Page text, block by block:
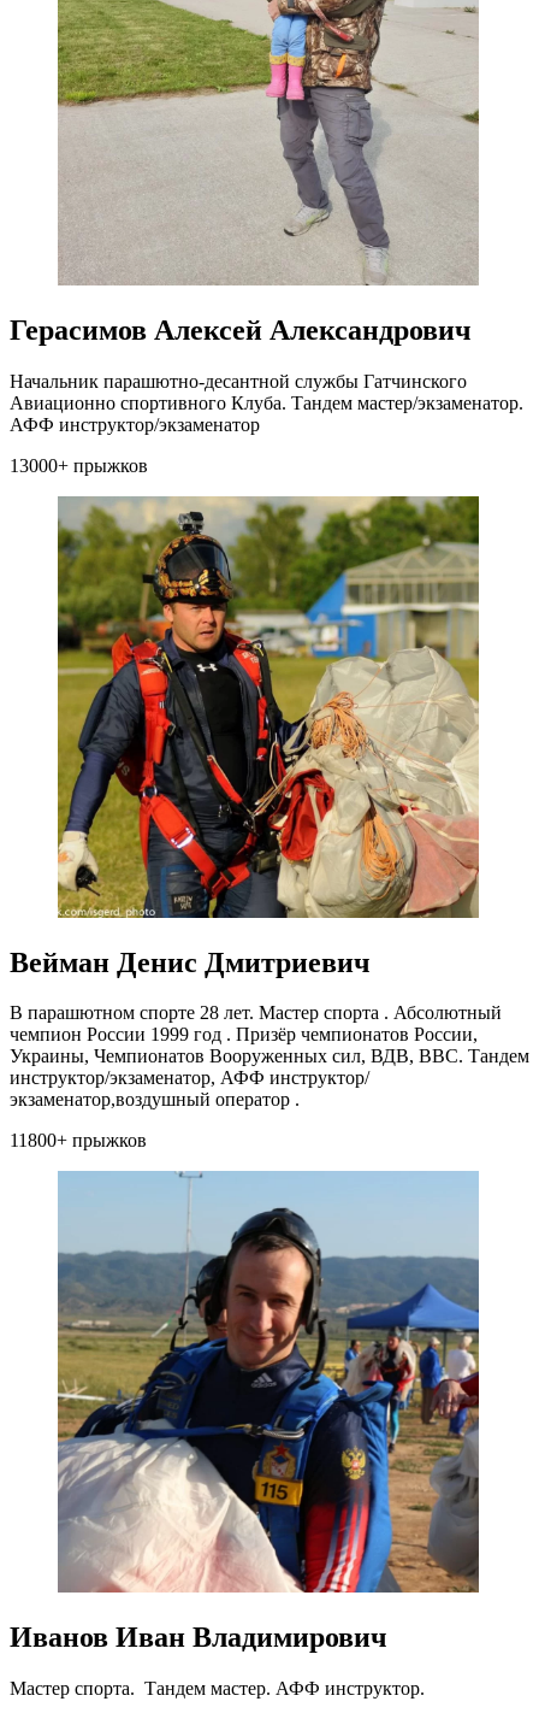
Герасимов Алексей Александрович
Начальник парашютно-десантной службы Гатчинского
Авиационно спортивного Клуба. Тандем мастер/экзаменатор.
АФФ инструктор/экзаменатор
13000+ прыжков
Вейман Денис Дмитриевич
В парашютном спорте 28 лет. Мастер спорта . Абсолютный
чемпион России 1999 год . Призёр чемпионатов России,
Украины, Чемпионатов Вооруженных сил, ВДВ, ВВС. Тандем
инструктор/экзаменатор, АФФ инструктор/
экзаменатор,воздушный оператор .
11800+ прыжков
Иванов Иван Владимирович
Мастер спорта. Тандем мастер. АФФ инструктор.